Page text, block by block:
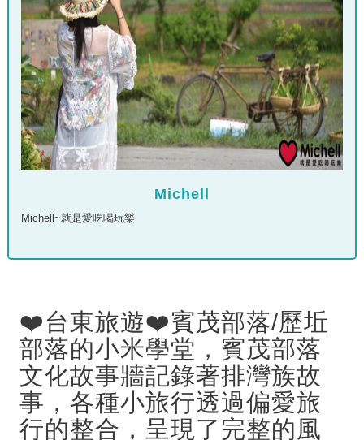
Michell
Michell~就是愛吃喝玩樂
❤️台東旅遊❤️賓茂部落/歷坵
部落的小米學堂，賓茂部落
文化故事牆記錄著排灣族故
事，各種小旅行透過偏愛旅
行的整合，呈現了完整的風